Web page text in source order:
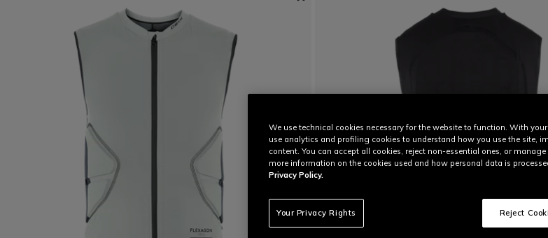
We use technical cookies necessary for the website to function. With
use analytics and profiling cookies to understand how you use the site,
content. You can accept all cookies, reject non-essential ones, or
more information on the cookies used and how personal data is
Privacy Policy.
Your Privacy Rights Reject